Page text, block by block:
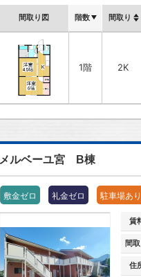
間取り図 階数 間取り
1階 2K
メルベーユ宮 B棟
敷金ゼロ 礼金ゼロ 駐車場あり
賃
間
住